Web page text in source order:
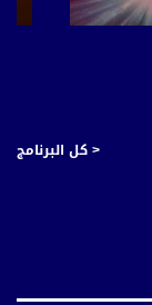
< كل البرنامج